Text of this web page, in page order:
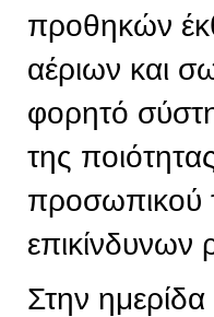
προθηκών
αέριων και
φορητό
της
προσωπικού
επικίνδυνων
Στην